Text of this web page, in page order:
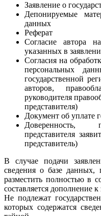
Заявление о
Депонируемые
данных
Реферат
Согласие автора
указанных в
Согласия на
персональных
государственной
авторов,
руководителя
представителя)
Документ об уплате
Доверенность,
представителя
представитель)
В случае подачи
сведения о базе данных,
разместить полностью в
составляется дополнение
Не подлежат
которых содержатся